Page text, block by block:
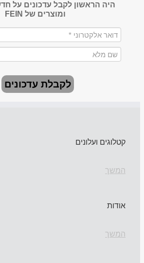
היה הראשון לקבל עדכונים על
ומוצרים של FEIN
לקבלת עדכונים
קטלוגים ועלונים
המשך
אודות
המשך